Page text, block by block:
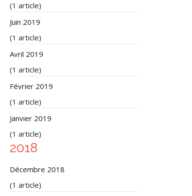
(1 article)
Juin 2019
(1 article)
Avril 2019
(1 article)
Février 2019
(1 article)
Janvier 2019
(1 article)
2018
Décembre 2018
(1 article)